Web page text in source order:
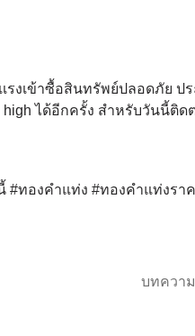
รงเข้าซื้อสินทรัพย์ปลอดภัย ป
ได้อีกครั้ง สำหรับวันนี้ติด
#ทองคำแท่ง #ทองคำแท่งรา
บทความ